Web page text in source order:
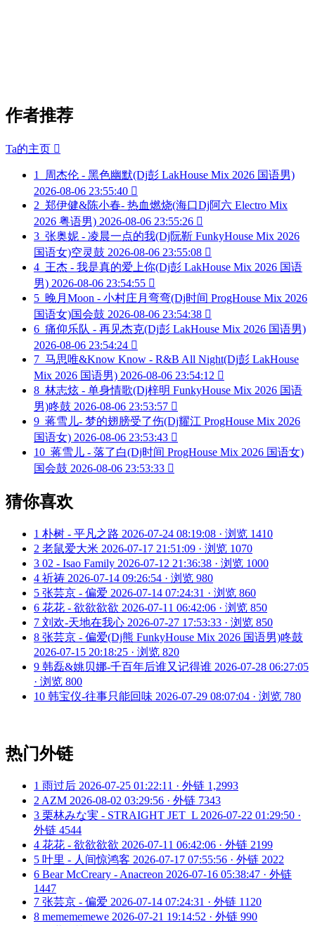
作者推荐
Ta的主页 
1
周杰伦 - 黑色幽默(Dj彭 LakHouse Mix 2026 国语男)
2026-08-06 23:55:40 
2 郑伊健&陈小春- 热血燃烧(海口Dj阿六 Electro Mix
2026 粤语男) 2026-08-06 23:55:26 
3 张奥妮 - 凌晨一点的我(Dj阮靳 FunkyHouse Mix 2026
国语女)空灵鼓 2026-08-06 23:55:08 
4 王杰 - 我是真的爱上你(Dj彭 LakHouse Mix 2026 国语
男) 2026-08-06 23:54:55 
5 晚月Moon - 小村庄月弯弯(Dj时间 ProgHouse Mix 2026
国语女)国会鼓 2026-08-06 23:54:38 
6 痛仰乐队 - 再见杰克(Dj彭 LakHouse Mix 2026 国语男)
2026-08-06 23:54:24 
7 马思唯&Know Know - R&B All Night(Dj彭 LakHouse
Mix 2026 国语男) 2026-08-06 23:54:12 
8 林志炫 - 单身情歌(Dj梓明 FunkyHouse Mix 2026 国语
男)咚鼓 2026-08-06 23:53:57 
9 蒋雪儿- 梦的翅膀受了伤(Dj耀江 ProgHouse Mix 2026
国语女) 2026-08-06 23:53:43 
10 蒋雪儿 - 落了白(Dj时间 ProgHouse Mix 2026 国语女)
国会鼓 2026-08-06 23:53:33 
猜你喜欢
1 朴树 - 平凡之路 2026-07-24 08:19:08 · 浏览 1410
2 老鼠爱大米 2026-07-17 21:51:09 · 浏览 1070
3 02 - Isao Family 2026-07-12 21:36:38 · 浏览 1000
4 祈祷 2026-07-14 09:26:54 · 浏览 980
5 张芸京 - 偏爱 2026-07-14 07:24:31 · 浏览 860
6 花花 - 欲欲欲欲 2026-07-11 06:42:06 · 浏览 850
7 刘欢-天地在我心 2026-07-27 17:53:33 · 浏览 850
8 张芸京 - 偏爱(Dj熊 FunkyHouse Mix 2026 国语男)咚鼓
2026-07-15 20:18:25 · 浏览 820
9 韩磊&姚贝娜-千百年后谁又记得谁 2026-07-28 06:27:05
· 浏览 800
10 韩宝仪-往事只能回味 2026-07-29 08:07:04 · 浏览 780
热门外链
1 雨过后 2026-07-25 01:22:11 · 外链 1,2993
2 AZM 2026-08-02 03:29:56 · 外链 7343
3 栗林みな実 - STRAIGHT JET_L 2026-07-22 01:29:50 ·
外链 4544
4 花花 - 欲欲欲欲 2026-07-11 06:42:06 · 外链 2199
5 叶里 - 人间惊鸿客 2026-07-17 07:55:56 · 外链 2022
6 Bear McCreary - Anacreon 2026-07-16 05:38:47 · 外链
1447
7 张芸京 - 偏爱 2026-07-14 07:24:31 · 外链 1120
8 memememewe 2026-07-21 19:14:52 · 外链 990